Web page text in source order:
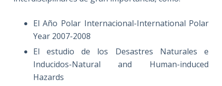
El Año Polar Internacional-International Polar
Year 2007-2008
El estudio de los Desastres Naturales e
Inducidos-Natural and Human-induced
Hazards